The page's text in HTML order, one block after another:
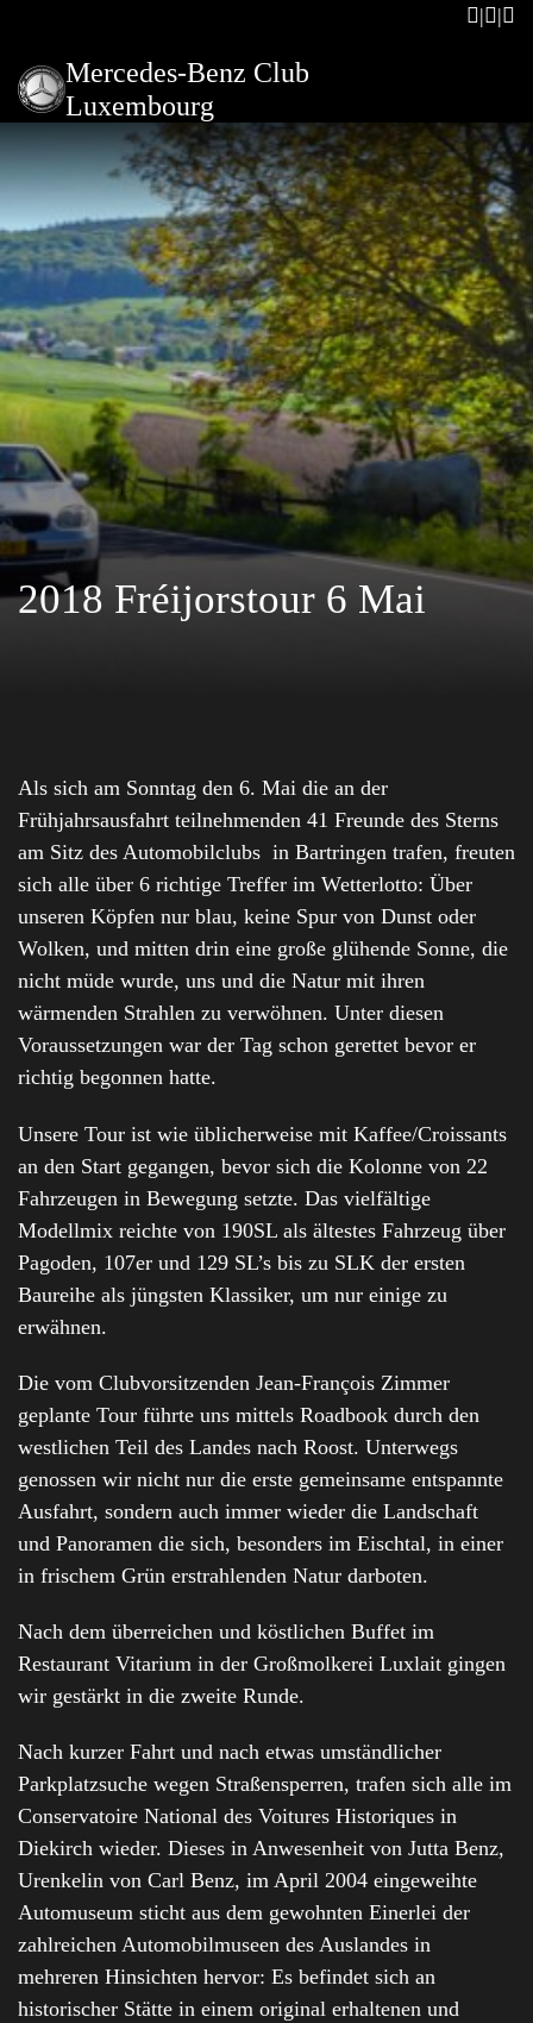
Mercedes-Benz Club
Luxembourg
2018 Fréijorstour 6 Mai
Als sich am Sonntag den 6. Mai die an der
Frühjahrsausfahrt teilnehmenden 41 Freunde des Sterns
am Sitz des Automobilclubs in Bartringen trafen, freuten
sich alle über 6 richtige Treffer im Wetterlotto: Über
unseren Köpfen nur blau, keine Spur von Dunst oder
Wolken, und mitten drin eine große glühende Sonne, die
nicht müde wurde, uns und die Natur mit ihren
wärmenden Strahlen zu verwöhnen. Unter diesen
Voraussetzungen war der Tag schon gerettet bevor er
richtig begonnen hatte.
Unsere Tour ist wie üblicherweise mit Kaffee/Croissants
an den Start gegangen, bevor sich die Kolonne von 22
Fahrzeugen in Bewegung setzte. Das vielfältige
Modellmix reichte von 190SL als ältestes Fahrzeug über
Pagoden, 107er und 129 SL’s bis zu SLK der ersten
Baureihe als jüngsten Klassiker, um nur einige zu
erwähnen.
Die vom Clubvorsitzenden Jean-François Zimmer
geplante Tour führte uns mittels Roadbook durch den
westlichen Teil des Landes nach Roost. Unterwegs
genossen wir nicht nur die erste gemeinsame entspannte
Ausfahrt, sondern auch immer wieder die Landschaft
und Panoramen die sich, besonders im Eischtal, in einer
in frischem Grün erstrahlenden Natur darboten.
Nach dem überreichen und köstlichen Buffet im
Restaurant Vitarium in der Großmolkerei Luxlait gingen
wir gestärkt in die zweite Runde.
Nach kurzer Fahrt und nach etwas umständlicher
Parkplatzsuche wegen Straßensperren, trafen sich alle im
Conservatoire National des Voitures Historiques in
Diekirch wieder. Dieses in Anwesenheit von Jutta Benz,
Urenkelin von Carl Benz, im April 2004 eingeweihte
Automuseum sticht aus dem gewohnten Einerlei der
zahlreichen Automobilmuseen des Auslandes in
mehreren Hinsichten hervor: Es befindet sich an
historischer Stätte in einem original erhaltenen und